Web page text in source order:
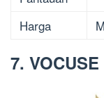
Harga
7.